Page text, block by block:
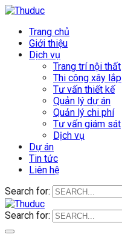
Trang chủ
Giới thiệu
Dịch vụ
Trang trí nội thất
Thi công xây lắp
Tư vấn thiết kế
Quản lý dự án
Quản lý chi phí
Tư vấn giám sát
Dịch vụ
Dự án
Tin tức
Liên hệ
Search for:
Search for: